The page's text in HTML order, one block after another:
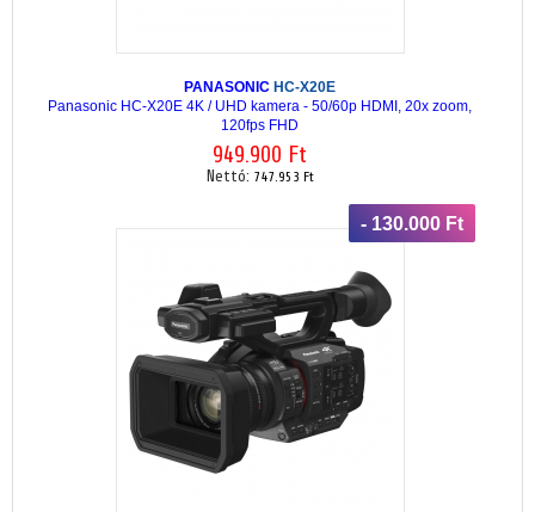
PANASONIC HC-X20E
Panasonic HC-X20E 4K / UHD kamera - 50/60p HDMI, 20x zoom,
120fps FHD
949.900 Ft
Nettó: 747.953 Ft
- 130.000 Ft